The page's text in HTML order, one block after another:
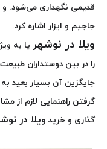
قدیمی نگهداری می‌شود. و
جاجیم و ایزار اشاره کرد.
ویلا در نوشهر یا به
را در بین دوستداران
جایگزین آن بسیار بعید به
گرفتن راهنمایی لازم از
گذاری و خرید ویلا در